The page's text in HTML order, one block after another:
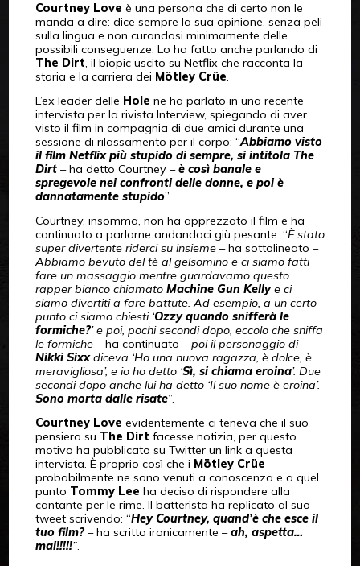
Courtney Love è una persona che di certo non le
manda a dire: dice sempre la sua opinione, senza peli
sulla lingua e non curandosi minimamente delle
possibili conseguenze. Lo ha fatto anche parlando di
The Dirt, il biopic uscito su Netflix che racconta la
storia e la carriera dei Mötley Crüe.
L’ex leader delle Hole ne ha parlato in una recente
intervista per la rivista Interview, spiegando di aver
visto il film in compagnia di due amici durante una
sessione di rilassamento per il corpo: “Abbiamo visto
il film Netflix più stupido di sempre, si intitola The
Dirt– ha detto Courtney –è così banale e
spregevole nei confronti delle donne, e poi è
dannatamente stupido”.
Courtney, insomma, non ha apprezzato il film e ha
continuato a parlarne andandoci giù pesante: “È stato
super divertente riderci su insieme– ha sottolineato –
Abbiamo bevuto del tè al gelsomino e ci siamo fatti
fare un massaggio mentre guardavamo questo
rapper bianco chiamato Machine Gun Kellye ci
siamo divertiti a fare battute. Ad esempio, a un certo
punto ci siamo chiesti ‘Ozzy quando snifferà le
formiche?’ e poi, pochi secondi dopo, eccolo che sniffa
le formiche– ha continuato –poi il personaggio di
Nikki Sixxdiceva ‘Ho una nuova ragazza, è dolce, è
meravigliosa’, e io ho detto ‘Sì, si chiama eroina’. Due
secondi dopo anche lui ha detto ‘Il suo nome è eroina’.
Sono morta dalle risate”.
Courtney Love evidentemente ci teneva che il suo
pensiero su The Dirt facesse notizia, per questo
motivo ha pubblicato su Twitter un link a questa
intervista. È proprio così che i Mötley Crüe
probabilmente ne sono venuti a conoscenza e a quel
punto Tommy Lee ha deciso di rispondere alla
cantante per le rime. Il batterista ha replicato al suo
tweet scrivendo: “Hey Courtney, quand’è che esce il
tuo film?– ha scritto ironicamente –ah, aspetta…
mai!!!!!”.